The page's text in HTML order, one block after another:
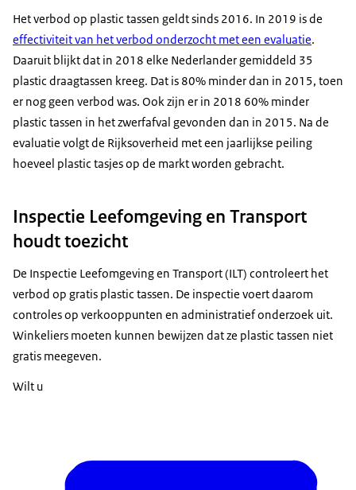
Het verbod op plastic tassen geldt sinds 2016. In 2019 is de
effectiviteit van het verbod onderzocht met een evaluatie.
Daaruit blijkt dat in 2018 elke Nederlander gemiddeld 35
plastic draagtassen kreeg. Dat is 80% minder dan in 2015, toen
er nog geen verbod was. Ook zijn er in 2018 60% minder
plastic tassen in het zwerfafval gevonden dan in 2015. Na de
evaluatie volgt de Rijksoverheid met een jaarlijkse peiling
hoeveel plastic tasjes op de markt worden gebracht.
Inspectie Leefomgeving en Transport
houdt toezicht
De Inspectie Leefomgeving en Transport (ILT) controleert het
verbod op gratis plastic tassen. De inspectie voert daarom
controles op verkooppunten en administratief onderzoek uit.
Winkeliers moeten kunnen bewijzen dat ze plastic tassen niet
gratis meegeven.
Wilt u